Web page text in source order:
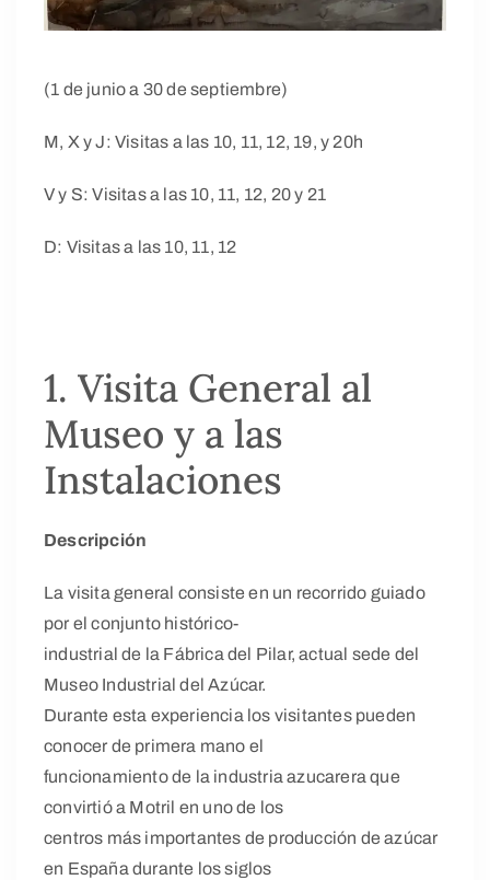
(1 de junio a 30 de septiembre)
M, X y J: Visitas a las 10, 11, 12, 19, y 20h
V y S: Visitas a las 10, 11, 12, 20 y 21
D: Visitas a las 10, 11, 12
1. Visita General al
Museo y a las
Instalaciones
Descripción
La visita general consiste en un recorrido guiado
por el conjunto histórico-
industrial de la Fábrica del Pilar, actual sede del
Museo Industrial del Azúcar.
Durante esta experiencia los visitantes pueden
conocer de primera mano el
funcionamiento de la industria azucarera que
convirtió a Motril en uno de los
centros más importantes de producción de azúcar
en España durante los siglos